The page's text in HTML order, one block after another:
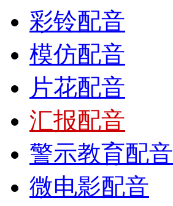
彩铃配音
模仿配音
片花配音
汇报配音
警示教育配音
微电影配音